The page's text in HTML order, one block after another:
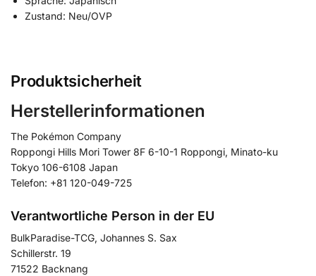
Zustand: Neu/OVP
Produktsicherheit
Herstellerinformationen
The Pokémon Company
Roppongi Hills Mori Tower 8F 6-10-1 Roppongi, Minato-ku
Tokyo 106-6108 Japan
Telefon: +81 120-049-725
Verantwortliche Person in der EU
BulkParadise-TCG, Johannes S. Sax
Schillerstr. 19
71522 Backnang